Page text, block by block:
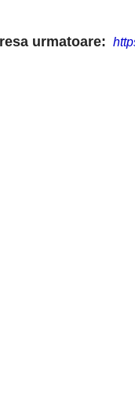
urmatoare: